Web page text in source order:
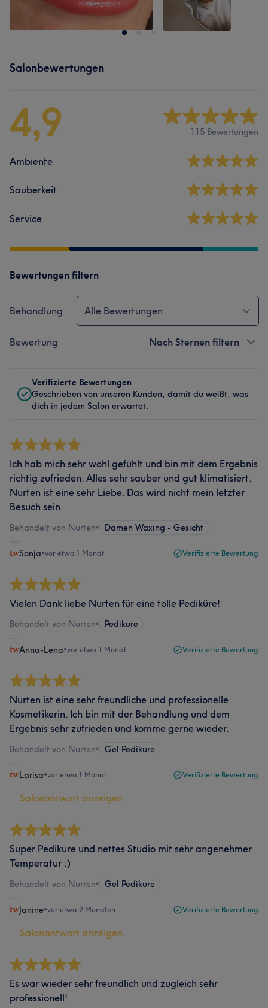
Salonbewertungen
4,9 115 Bewertungen
Ambiente
Sauberkeit
Service
Bewertungen filtern
Behandlung Alle Bewertungen
Bewertung Nach Sternen filtern
Verifizierte Bewertungen
Geschrieben von unseren Kunden, damit du weißt, was
dich in jedem Salon erwartet.
Ich hab mich sehr wohl gefühlt und bin mit dem Ergebnis
richtig zufrieden. Alles sehr sauber und gut klimatisiert.
Nurten ist eine sehr Liebe. Das wird nicht mein letzter
Besuch sein.
Behandelt von Nurten• Damen Waxing - Gesicht
Sonja•vor etwa 1 Monat Verifizierte Bewertung
Vielen Dank liebe Nurten für eine tolle Pediküre!
Behandelt von Nurten• Pediküre
Anna-Lena•vor etwa 1 Monat Verifizierte Bewertung
Nurten ist eine sehr freundliche und professionelle
Kosmetikerin. Ich bin mit der Behandlung und dem
Ergebnis sehr zufrieden und komme gerne wieder.
Behandelt von Nurten• Gel Pediküre
Larisa•vor etwa 1 Monat Verifizierte Bewertung
Salonantwort anzeigen
Super Pediküre und nettes Studio mit sehr angenehmer
Temperatur :)
Behandelt von Nurten• Gel Pediküre
Janine•vor etwa 2 Monaten Verifizierte Bewertung
Salonantwort anzeigen
Es war wieder sehr freundlich und zugleich sehr
professionell!